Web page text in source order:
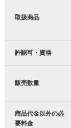
取扱商品
許認可・資格
販売数量
商品代金以外の必
要料金